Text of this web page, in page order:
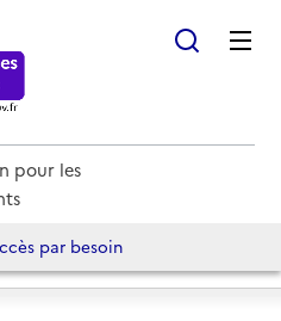
pour les
par besoin